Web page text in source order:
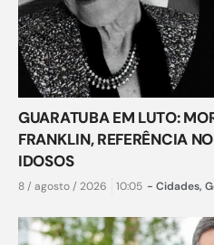
GUARATUBA EM LUTO:
FRANKLIN, REFERÊNCIA
IDOSOS
8 / agosto / 2026 10:05 - Cidades,